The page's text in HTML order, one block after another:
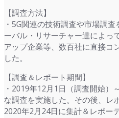
【調査方法】
・5G関連の技術調査や市場調
ーバル・リサーチャー達によっ
アップ企業等、数百社に直接コ
した。
【調査＆レポート期間】
・2019年12月1日（調査開始）
な調査を実施した。その後、レ
2020年2月24日に集計＆レポー